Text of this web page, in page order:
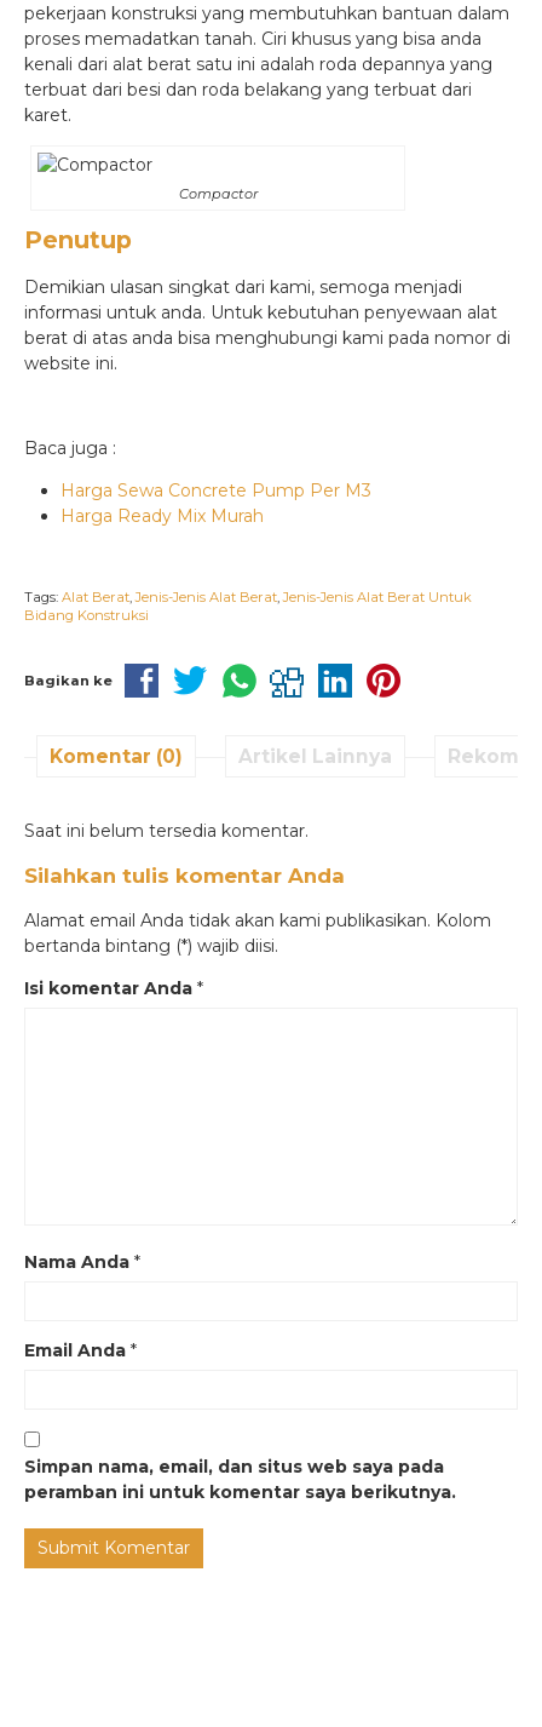
pekerjaan konstruksi yang membutuhkan bantuan dalam
proses memadatkan tanah. Ciri khusus yang bisa anda
kenali dari alat berat satu ini adalah roda depannya yang
terbuat dari besi dan roda belakang yang terbuat dari
karet.
Compactor
Penutup
Demikian ulasan singkat dari kami, semoga menjadi
informasi untuk anda. Untuk kebutuhan penyewaan alat
berat di atas anda bisa menghubungi kami pada nomor di
website ini.
Baca juga :
Harga Sewa Concrete Pump Per M3
Harga Ready Mix Murah
Tags: Alat Berat,Jenis-Jenis Alat Berat,Jenis-Jenis Alat Berat Untuk
Bidang Konstruksi
Bagikan ke
Komentar (0) Artikel Lainnya
Saat ini belum tersedia komentar.
Silahkan tulis komentar Anda
Alamat email Anda tidak akan kami publikasikan. Kolom
bertanda bintang (*) wajib diisi.
Isi komentar Anda *
Nama Anda *
Email Anda *
Simpan nama, email, dan situs web saya pada
peramban ini untuk komentar saya berikutnya.